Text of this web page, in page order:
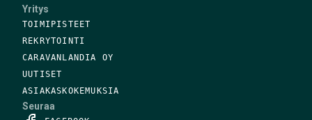
Yritys
TOIMIPISTEET
REKRYTOINTI
CARAVANLANDIA OY
UUTISET
ASIAKASKOKEMUKSIA
Seuraa